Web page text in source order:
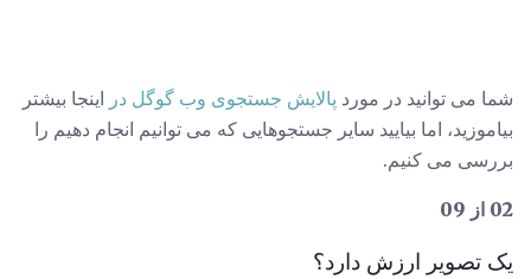
شما می توانید در مورد پالایش جستجوی وب گوگل در اینجا بیشتر
بیاموزید، اما بیایید سایر جستجوهایی که می توانیم انجام دهیم را
بررسی می کنیم.
02 از 09
یک تصویر ارزش دارد؟